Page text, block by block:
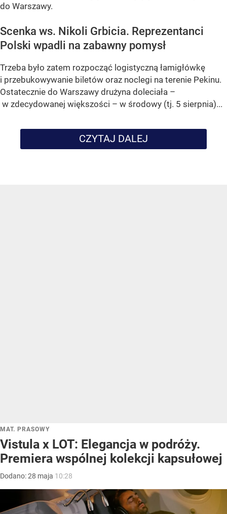
do Warszawy.
Scenka ws. Nikoli Grbicia. Reprezentanci
Polski wpadli na zabawny pomysł
Trzeba było zatem rozpocząć logistyczną łamigłówkę
i przebukowywanie biletów oraz noclegi na terenie Pekinu.
Ostatecznie do Warszawy drużyna doleciała –
w zdecydowanej większości – w środowy (tj. 5 sierpnia)...
CZYTAJ DALEJ
MAT. PRASOWY
Vistula x LOT: Elegancja w podróży.
Premiera wspólnej kolekcji kapsułowej
Dodano:28 maja 10:28